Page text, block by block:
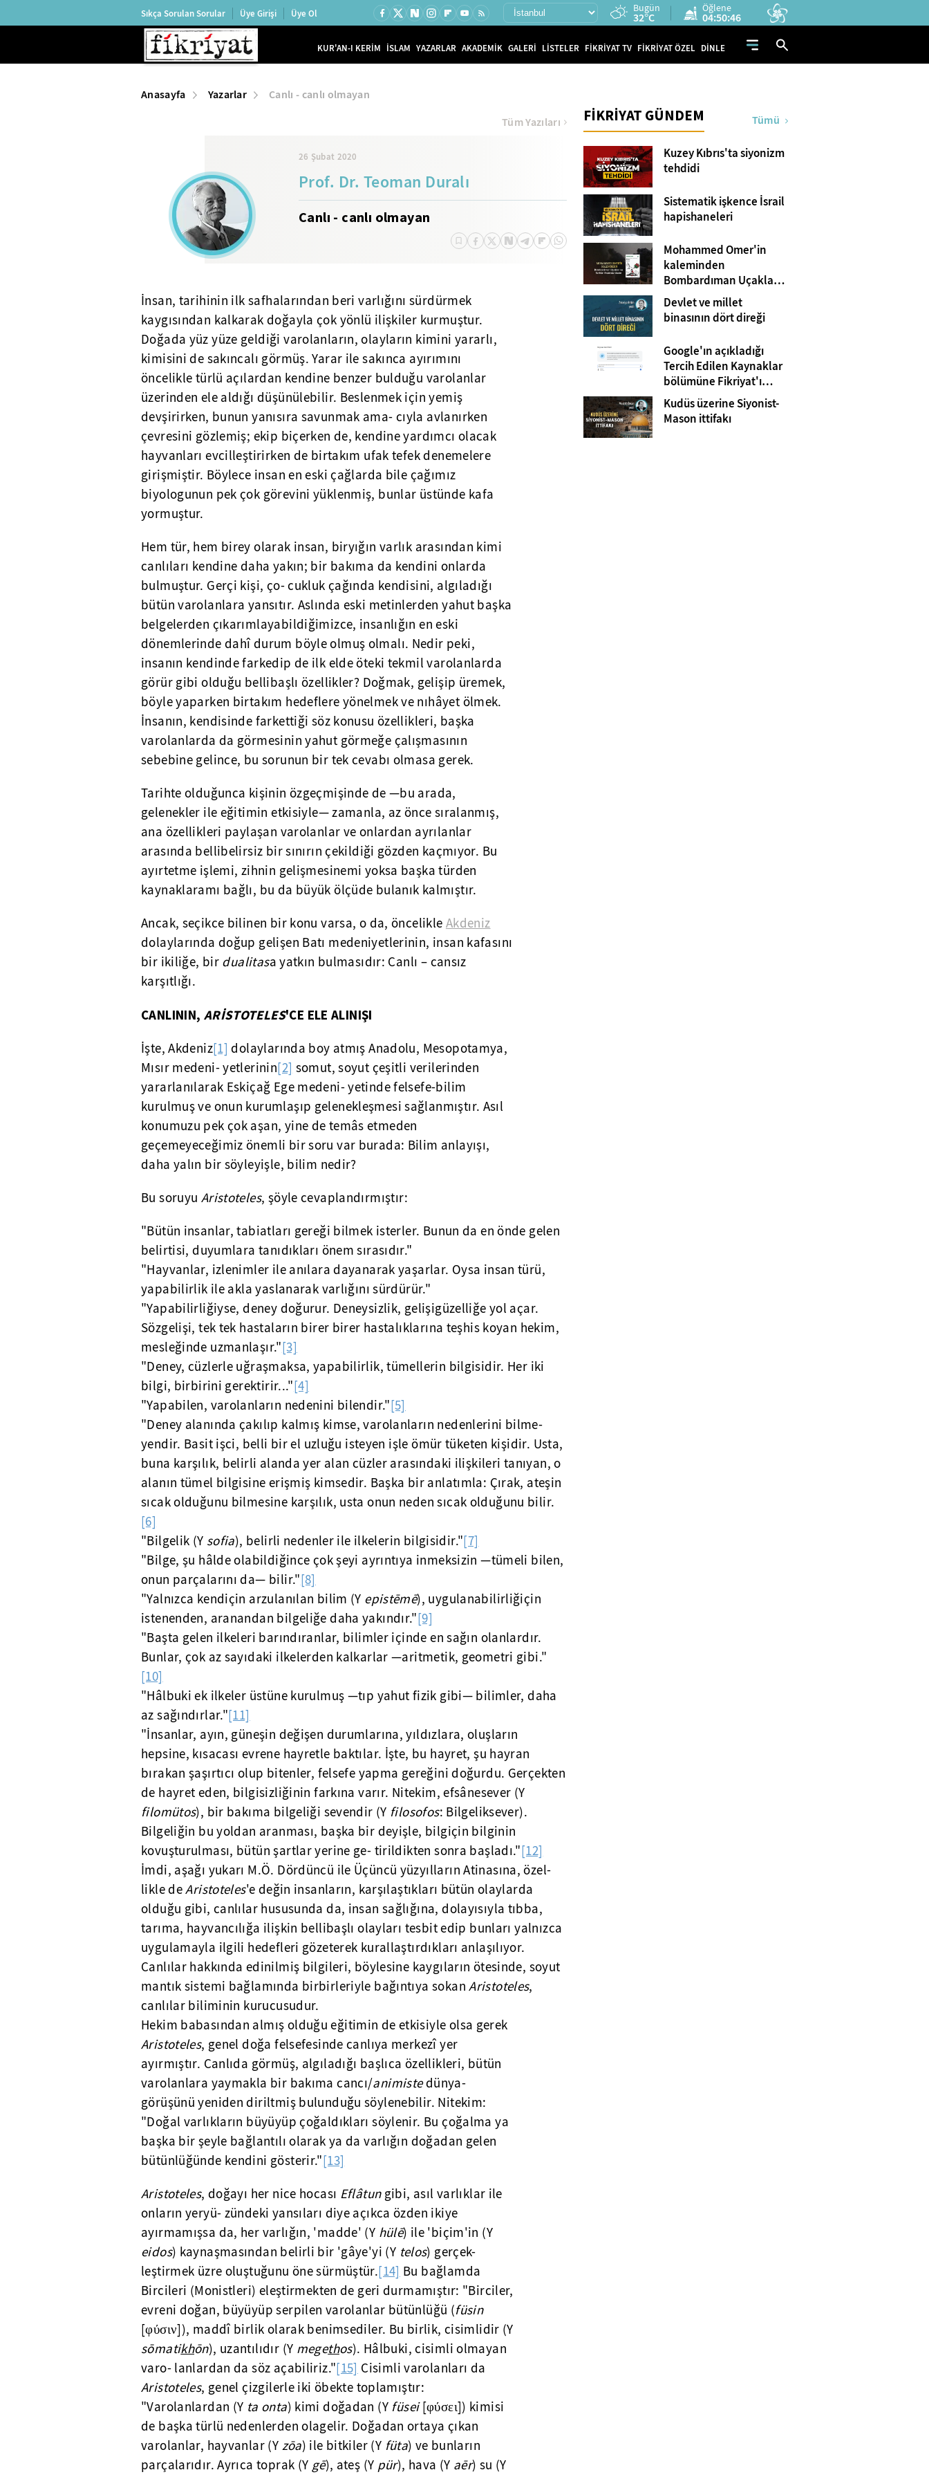
Sıkça Sorulan Sorular Üye Girişi Üye Ol Bugün
32°C
Öğlene
04:50:45
KUR'AN-I KERİM İSLAM YAZARLAR AKADEMİK GALERİ LİSTELER FİKRİYAT TV FİKRİYAT ÖZEL DİNLE
Anasayfa Yazarlar Canlı - canlı olmayan
26 Şubat 2020
Prof. Dr. Teoman Duralı
Canlı - canlı olmayan
Tüm Yazıları
İnsan, tarihinin ilk safhalarından beri varlığını sürdürmek
kaygısından kalkarak doğayla çok yönlü ilişkiler kurmuştur.
Doğada yüz yüze geldiği varolanların, olayların kimini yararlı,
kimisini de sakıncalı görmüş. Yarar ile sakınca ayırımını
öncelikle türlü açılardan kendine benzer bulduğu varolanlar
üzerinden ele aldığı düşünülebilir. Beslenmek için yemiş
devşirirken, bunun yanısıra savunmak ama- cıyla avlanırken
çevresini gözlemiş; ekip biçerken de, kendine yardımcı olacak
hayvanları evcilleştirirken de birtakım ufak tefek denemelere
girişmiştir. Böylece insan en eski çağlarda bile çağımız
biyologunun pek çok görevini yüklenmiş, bunlar üstünde kafa
yormuştur.
Hem tür, hem birey olarak insan, biryığın varlık arasından kimi
canlıları kendine daha yakın; bir bakıma da kendini onlarda
bulmuştur. Gerçi kişi, ço- cukluk çağında kendisini, algıladığı
bütün varolanlara yansıtır. Aslında eski metinlerden yahut başka
belgelerden çıkarımlayabildiğimizce, insanlığın en eski
dönemlerinde dahî durum böyle olmuş olmalı. Nedir peki,
insanın kendinde farkedip de ilk elde öteki tekmil varolanlarda
görür gibi olduğu bellibaşlı özellikler? Doğmak, gelişip üremek,
böyle yaparken birtakım hedeflere yönelmek ve nıhâyet ölmek.
İnsanın, kendisinde farkettiği söz konusu özellikleri, başka
varolanlarda da görmesinin yahut görmeğe çalışmasının
sebebine gelince, bu sorunun bir tek cevabı olmasa gerek.
Tarihte olduğunca kişinin özgeçmişinde de —bu arada,
gelenekler ile eğitimin etkisiyle— zamanla, az önce sıralanmış,
ana özellikleri paylaşan varolanlar ve onlardan ayrılanlar
arasında bellibelirsiz bir sınırın çekildiği gözden kaçmıyor. Bu
ayırtetme işlemi, zihnin gelişmesinemi yoksa başka türden
kaynaklaramı bağlı, bu da büyük ölçüde bulanık kalmıştır.
Ancak, seçikce bilinen bir konu varsa, o da, öncelikle Akdeniz
dolaylarında doğup gelişen Batı medeniyetlerinin, insan kafasını
bir ikiliğe, bir dualitasa yatkın bulmasıdır: Canlı – cansız
karşıtlığı.
CANLININ, ARİSTOTELES'CE ELE ALINIŞI
İşte, Akdeniz[1] dolaylarında boy atmış Anadolu, Mesopotamya,
Mısır medeni- yetlerinin[2] somut, soyut çeşitli verilerinden
yararlanılarak Eskiçağ Ege medeni- yetinde felsefe-bilim
kurulmuş ve onun kurumlaşıp gelenekleşmesi sağlanmıştır. Asıl
konumuzu pek çok aşan, yine de temâs etmeden
geçemeyeceğimiz önemli bir soru var burada: Bilim anlayışı,
daha yalın bir söyleyişle, bilim nedir?
Bu soruyu Aristoteles, şöyle cevaplandırmıştır:
"Bütün insanlar, tabiatları gereği bilmek isterler. Bunun da en önde gelen
belirtisi, duyumlara tanıdıkları önem sırasıdır."
"Hayvanlar, izlenimler ile anılara dayanarak yaşarlar. Oysa insan türü,
yapabilirlik ile akla yaslanarak varlığını sürdürür."
"Yapabilirliğiyse, deney doğurur. Deneysizlik, gelişigüzelliğe yol açar.
Sözgelişi, tek tek hastaların birer birer hastalıklarına teşhis koyan hekim,
mesleğinde uzmanlaşır."[3]
"Deney, cüzlerle uğraşmaksa, yapabilirlik, tümellerin bilgisidir. Her iki
bilgi, birbirini gerektirir..."[4]
"Yapabilen, varolanların nedenini bilendir."[5]
"Deney alanında çakılıp kalmış kimse, varolanların nedenlerini bilme-
yendir. Basit işci, belli bir el uzluğu isteyen işle ömür tüketen kişidir. Usta,
buna karşılık, belirli alanda yer alan cüzler arasındaki ilişkileri tanıyan, o
alanın tümel bilgisine erişmiş kimsedir. Başka bir anlatımla: Çırak, ateşin
sıcak olduğunu bilmesine karşılık, usta onun neden sıcak olduğunu bilir.
[6]
"Bilgelik (Y sofia), belirli nedenler ile ilkelerin bilgisidir."[7]
"Bilge, şu hâlde olabildiğince çok şeyi ayrıntıya inmeksizin —tümeli bilen,
onun parçalarını da— bilir."[8]
"Yalnızca kendiçin arzulanılan bilim (Y epistēmē), uygulanabilirliğiçin
istenenden, aranandan bilgeliğe daha yakındır."[9]
"Başta gelen ilkeleri barındıranlar, bilimler içinde en sağın olanlardır.
Bunlar, çok az sayıdaki ilkelerden kalkarlar —aritmetik, geometri gibi."
[10]
"Hâlbuki ek ilkeler üstüne kurulmuş —tıp yahut fizik gibi— bilimler, daha
az sağındırlar."[11]
"İnsanlar, ayın, güneşin değişen durumlarına, yıldızlara, oluşların
hepsine, kısacası evrene hayretle baktılar. İşte, bu hayret, şu hayran
bırakan şaşırtıcı olup bitenler, felsefe yapma gereğini doğurdu. Gerçekten
de hayret eden, bilgisizliğinin farkına varır. Nitekim, efsânesever (Y
filomütos), bir bakıma bilgeliği sevendir (Y filosofos: Bilgeliksever).
Bilgeliğin bu yoldan aranması, başka bir deyişle, bilgiçin bilginin
kovuşturulması, bütün şartlar yerine ge- tirildikten sonra başladı."[12]
İmdi, aşağı yukarı M.Ö. Dördüncü ile Üçüncü yüzyılların Atinasına, özel-
likle deAristoteles'e değin insanların, karşılaştıkları bütün olaylarda
olduğu gibi, canlılar hususunda da, insan sağlığına, dolayısıyla tıbba,
tarıma, hayvancılığa ilişkin bellibaşlı olayları tesbit edip bunları yalnızca
uygulamayla ilgili hedefleri gözeterek kurallaştırdıkları anlaşılıyor.
Canlılar hakkında edinilmiş bilgileri, böylesine kaygıların ötesinde, soyut
mantık sistemi bağlamında birbirleriyle bağıntıya sokanAristoteles,
canlılar biliminin kurucusudur.
Hekim babasından almış olduğu eğitimin de etkisiyle olsa gerek
Aristoteles, genel doğa felsefesinde canlıya merkezî yer
ayırmıştır. Canlıda görmüş, algıladığı başlıca özellikleri, bütün
varolanlara yaymakla bir bakıma cancı/animistedünya-
görüşünü yeniden diriltmiş bulunduğu söylenebilir. Nitekim:
"Doğal varlıkların büyüyüp çoğaldıkları söylenir. Bu çoğalma ya
başka bir şeyle bağlantılı olarak ya da varlığın doğadan gelen
bütünlüğünde kendini gösterir."[13]
Aristoteles, doğayı her nice hocası Eflâtun gibi, asıl varlıklar ile
onların yeryü- zündeki yansıları diye açıkca özden ikiye
ayırmamışsa da, her varlığın, 'madde' (Y hülē) ile 'biçim'in (Y
eidos) kaynaşmasından belirli bir 'gâye'yi (Y telos) gerçek-
leştirmek üzre oluştuğunu öne sürmüştür.[14] Bu bağlamda
Bircileri (Monistleri) eleştirmekten de geri durmamıştır: "Birciler,
evreni doğan, büyüyüp serpilen varolanlar bütünlüğü (füsin
[φύσιν]), maddî birlik olarak benimsediler. Bu birlik, cisimlidir (Y
sōmatikhōn), uzantılıdır (Y megethos). Hâlbuki, cisimli olmayan
varo- lanlardan da söz açabiliriz."[15] Cisimli varolanları da
Aristoteles, genel çizgilerle iki öbekte toplamıştır:
"Varolanlardan (Y ta onta) kimi doğadan (Y füsei[φύσει]) kimisi
de başka türlü nedenlerden olagelir. Doğadan ortaya çıkan
varolanlar, hayvanlar (Y zōa) ile bitkiler (Y füta) ve bunların
parçalarıdır. Ayrıca toprak (Y gē), ateş (Y pür), hava (Y aēr) su (Y
FİKRİYAT GÜNDEM Tümü
Kuzey Kıbrıs'ta siyonizm
tehdidi
Sistematik işkence İsrail
hapishaneleri
Mohammed Omer'in
kaleminden
Bombardıman Uçakları
ve Tanklar Arasında
Gazze
Devlet ve millet
binasının dört direği
Google'ın açıkladığı
Tercih Edilen Kaynaklar
bölümüne Fikriyat'ı
eklemeyi unutmayın!
Kudüs üzerine Siyonist-
Mason ittifakı